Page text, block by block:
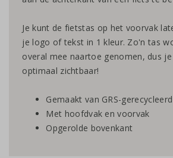
Je kunt de fietstas op het voorvak
je logo of tekst in 1 kleur. Zo'n tas
overal mee naartoe genomen, dus
optimaal zichtbaar!
Gemaakt van GRS-
Met hoofdvak en voorvak
Opgerolde bovenkant